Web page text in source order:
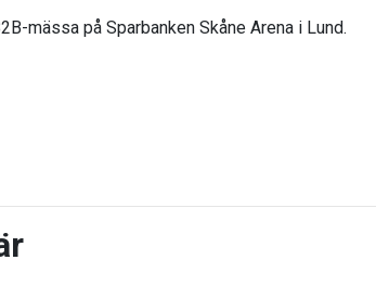
mässa på Sparbanken Skåne Arena i Lund.